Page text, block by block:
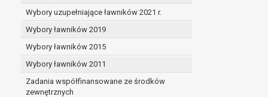
Wybory uzupełniające ławników 2021 r.
Wybory ławników 2019
Wybory ławników 2015
Wybory ławników 2011
Zadania współfinansowane ze środków
zewnętrznych